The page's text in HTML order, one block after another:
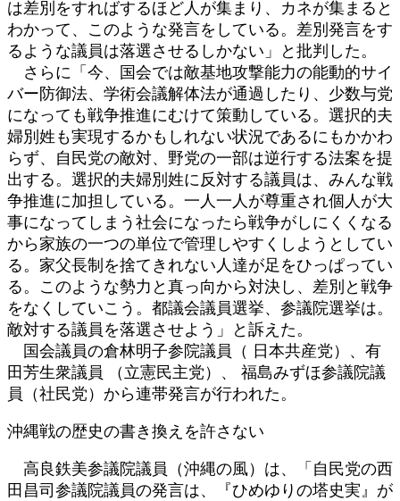
は差別をすればするほど人が集まり、カネが集まると
わかって、このような発言をしている。差別発言をす
るような議員は落選させるしかない」と批判した。
さらに「今、国会では敵基地攻撃能力の能動的サイ
バー防御法、学術会議解体法が通過したり、少数与党
になっても戦争推進にむけて策動している。選択的夫
婦別姓も実現するかもしれない状況であるにもかかわ
らず、自民党の敵対、野党の一部は逆行する法案を提
出する。選択的夫婦別姓に反対する議員は、みんな戦
争推進に加担している。一人一人が尊重され個人が大
事になってしまう社会になったら戦争がしにくくなる
から家族の一つの単位で管理しやすくしようとしてい
る。家父長制を捨てきれない人達が足をひっぱってい
る。このような勢力と真っ向から対決し、差別と戦争
をなくしていこう。都議会議員選挙、参議院選挙は。
敵対する議員を落選させよう」と訴えた。
国会議員の倉林明子参院議員（ 日本共産党）、有
田芳生衆議員 （立憲民主党）、 福島みずほ参議院議
員（社民党）から連帯発言が行われた。
沖縄戦の歴史の書き換えを許さない
高良鉄美参議院議員（沖縄の風）は、「自民党の西
田昌司参議院議員の発言は、『ひめゆりの塔史実』が